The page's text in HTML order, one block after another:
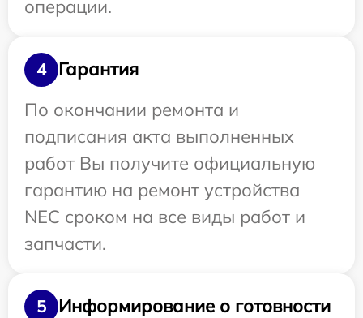
операции.
4
Гарантия
По окончании ремонта и
подписания акта выполненных
работ Вы получите официальную
гарантию на ремонт устройства
NEC сроком на все виды работ и
запчасти.
5
Информирование о готовности